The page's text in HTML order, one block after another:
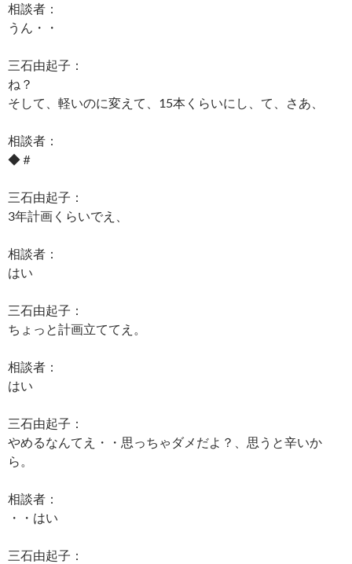
相談者：
うん・・
三石由起子：
ね？
そして、軽いのに変えて、15本くらいにし、て、さあ、
相談者：
◆＃
三石由起子：
3年計画くらいでえ、
相談者：
はい
三石由起子：
ちょっと計画立ててえ。
相談者：
はい
三石由起子：
やめるなんてえ・・思っちゃダメだよ？、思うと辛いか
ら。
相談者：
・・はい
三石由起子：